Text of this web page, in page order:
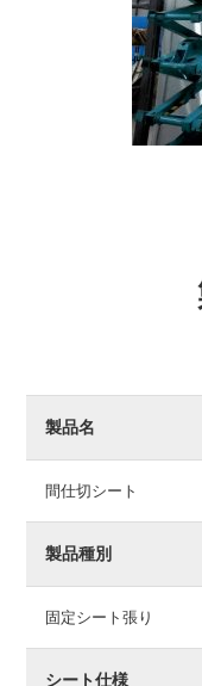
製品名
間仕切シート
製品種別
固定シート張り
シート仕様